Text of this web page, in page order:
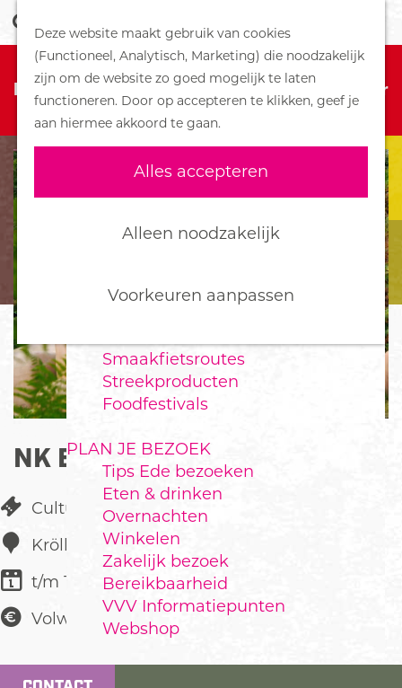
Deze website maakt gebruik van cookies
(Functioneel, Analytisch, Marketing) die noodzakelijk
zijn om de website zo goed mogelijk te laten
functioneren. Door op accepteren te klikken, geef je
aan hiermee akkoord te gaan.
Alles accepteren
Alleen noodzakelijk
Voorkeuren aanpassen
G
n
a
r
d
e
h
o
p
g
e
o
e
k
e
n
M
e
n
u
DORPEN
Bennekom
De Klomp
Deelen
Ederveen
Harskamp
Hoenderloo
Wekerom
Smaakfietsroutes
Streekproducten
Foodfestivals
PLAN JE BEZOEK
Tips Ede bezoeken
Eten & drinken
Overnachten
Winkelen
Zakelijk bezoek
Bereikbaarheid
VVV Informatiepunten
Webshop
Sorry, deze activiteit is niet meer
beschikbaar. Bekijk het
actuele aanbod
voor
de beschikbare opties.
NK EIEREN ZOEKEN
Cultureel festival
Kröller-Müller Museum
t/m 19 maart
Volwassenen
Gratis